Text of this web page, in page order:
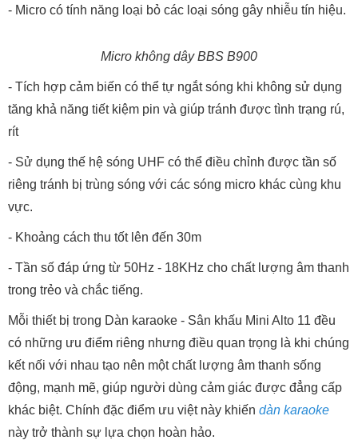
- Micro có tính năng loại bỏ các loại sóng gây nhiễu tín hiệu.
Micro không dây BBS B900
- Tích hợp cảm biến có thể tự ngắt sóng khi không sử dụng
tăng khả năng tiết kiệm pin và giúp tránh được tình trạng rú,
rít
- Sử dụng thế hệ sóng UHF có thể điều chỉnh được tần số
riêng tránh bị trùng sóng với các sóng micro khác cùng khu
vực.
- Khoảng cách thu tốt lên đến 30m
- Tần số đáp ứng từ 50Hz - 18KHz cho chất lượng âm thanh
trong trẻo và chắc tiếng.
Mỗi thiết bị trong Dàn karaoke - Sân khấu Mini Alto 11 đều
có những ưu điểm riêng nhưng điều quan trọng là khi chúng
kết nối với nhau tạo nên một chất lượng âm thanh sống
động, mạnh mẽ, giúp người dùng cảm giác được đẳng cấp
khác biệt. Chính đặc điểm ưu việt này khiến dàn karaoke
này trở thành sự lựa chọn hoàn hảo.